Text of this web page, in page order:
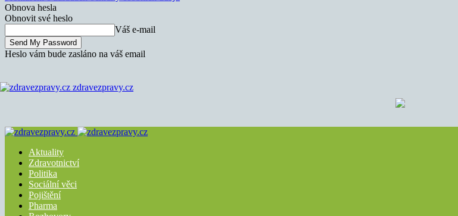
Obnova hesla
Obnovit své heslo
Váš e-mail
Heslo vám bude zasláno na váš email
zdravezpravy.cz
Aktuality
Zdravotnictví
Politika
Sociální věci
Pojištění
Pharma